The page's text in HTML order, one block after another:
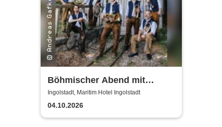
Böhmischer Abend mit
Berthold Schick und seine
Allgäu 6
Ingolstadt, Maritim Hotel Ingolstadt
04.10.2026